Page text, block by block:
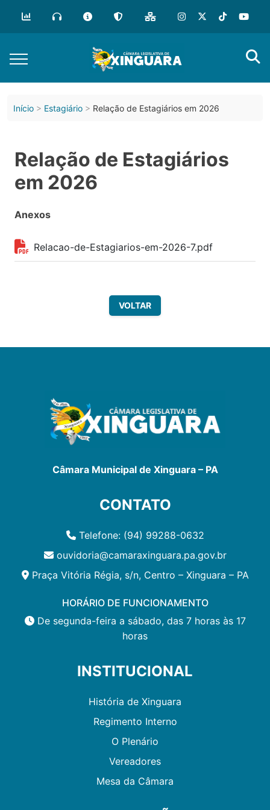
Início Estagiário Relação de Estagiários em 2026
Relação de Estagiários
em 2026
Anexos
Relacao-de-Estagiarios-em-2026-7.pdf
VOLTAR
Câmara Municipal de Xinguara – PA
CONTATO
Telefone: (94) 99288-0632
ouvidoria@camaraxinguara.pa.gov.br
Praça Vitória Régia, s/n, Centro – Xinguara – PA
HORÁRIO DE FUNCIONAMENTO
De segunda-feira a sábado, das 7 horas às 17
horas
INSTITUCIONAL
História de Xinguara
Regimento Interno
O Plenário
Vereadores
Mesa da Câmara